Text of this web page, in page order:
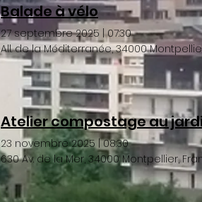
Balade à vélo
27 septembre 2025 |07:30
All. de la Méditerranée, 34000
Atelier compostage au
23 novembre 2025 |08:30
630 Av. de la Mer, 34000 Montpellier,